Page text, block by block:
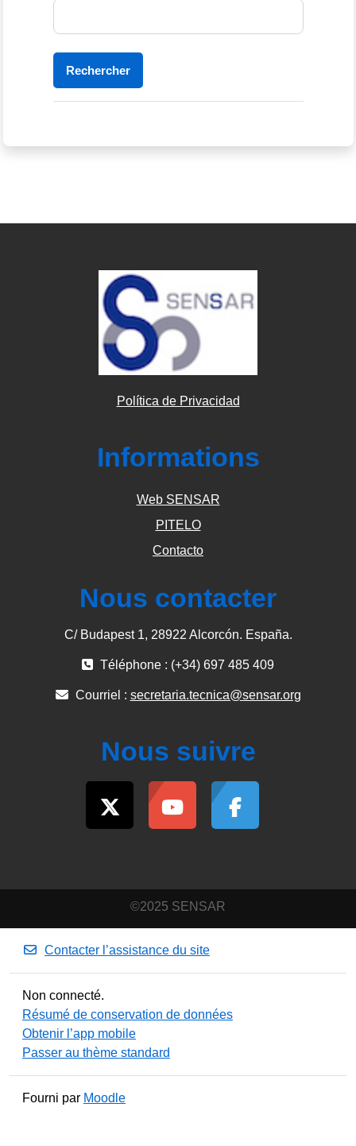
Política de Privacidad
Informations
Web SENSAR
PITELO
Contacto
Nous contacter
C/ Budapest 1, 28922 Alcorcón. España.
Téléphone : (+34) 697 485 409
Courriel : secretaria.tecnica@sensar.org
Nous suivre
©2025 SENSAR
Contacter l’assistance du site
Non connecté.
Résumé de conservation de données
Obtenir l’app mobile
Passer au thème standard
Fourni par Moodle